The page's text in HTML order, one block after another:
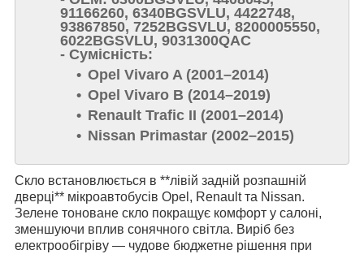
91166260, 6340BGSVLU, 4422748,
93867850, 7252BGSVLU, 8200005550,
6022BGSVLU, 9031300QAC
- Сумісність:
Opel Vivaro A (2001–2014)
Opel Vivaro B (2014–2019)
Renault Trafic II (2001–2014)
Nissan Primastar (2002–2015)
Скло встановлюється в **лівій задній розпашній
дверці** мікроавтобусів Opel, Renault та Nissan.
Зелене тоноване скло покращує комфорт у салоні,
зменшуючи вплив сонячного світла. Виріб без
електрообігріву — чудове бюджетне рішення при